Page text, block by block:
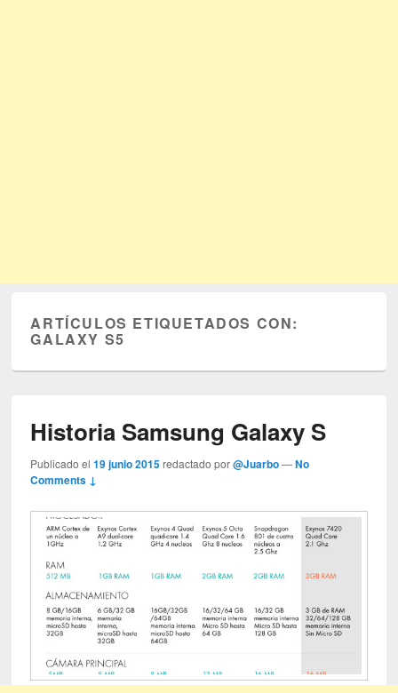
ARTÍCULOS ETIQUETADOS CON:
GALAXY S5
Historia Samsung Galaxy S
Publicado el19 junio 2015 redactado por@Juarbo —No
Comments ↓